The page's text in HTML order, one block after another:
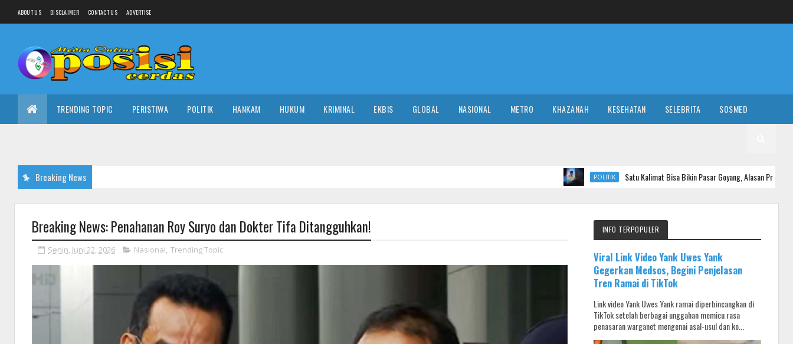
ABOUT US DISCLAIMER CONTACT US ADVERTISE
TRENDING TOPIC PERISTIWA POLITIK HANKAM HUKUM KRIMINAL EKBIS GLOBAL NASIONAL METRO KHAZANAH KESEHATAN SELEBRITA SOSMED
Breaking News Satu Kalimat Bisa Bikin Pasar Goyang, Alasan Presiden Prabowo Perlu
Breaking News: Penahanan Roy Suryo dan Dokter Tifa Ditangguhkan!
Senin, Juni 22, 2026 Nasional, Trending Topic
INFO TERPOPULER
Viral Link Video Yank Uwes Yank
Gegerkan Medsos, Begini Penjelasan
Tren Ramai di TikTok
Link video Yank Uwes Yank ramai diperbincangkan di
TikTok setelah berbagai unggahan memicu rasa
penasaran warganet mengenai asal-usul dan ko...